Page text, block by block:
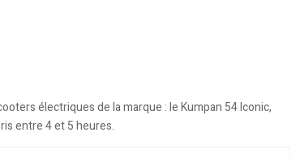
électriques de la marque : le Kumpan 54 Iconic,
entre 4 et 5 heures.